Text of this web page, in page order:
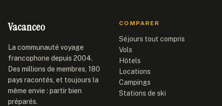
Vacanceo
La communauté voyage
francophone depuis 2004.
Des millions de membres, 180
pays racontés, et toujours la
même envie : partir bien
préparés.
COMPARER
Séjours tout compris
Vols
Hôtels
Locations
Campings
Stations de ski